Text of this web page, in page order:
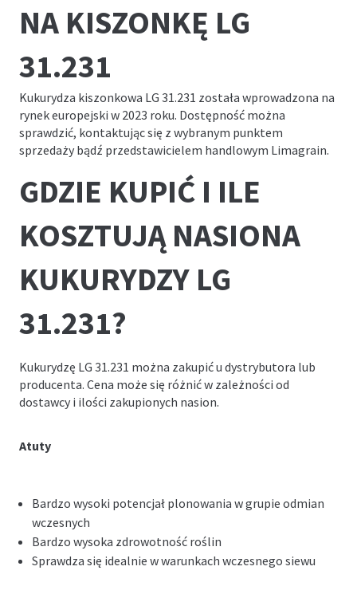
NA KISZONKĘ LG
31.231
Kukurydza kiszonkowa LG 31.231 została wprowadzona na
rynek europejski w 2023 roku. Dostępność można
sprawdzić, kontaktując się z wybranym punktem
sprzedaży bądź przedstawicielem handlowym Limagrain.
GDZIE KUPIĆ I ILE
KOSZTUJĄ NASIONA
KUKURYDZY LG
31.231?
Kukurydzę LG 31.231 można zakupić u dystrybutora lub
producenta. Cena może się różnić w zależności od
dostawcy i ilości zakupionych nasion.
Atuty
Bardzo wysoki potencjał plonowania w grupie odmian
wczesnych
Bardzo wysoka zdrowotność roślin
Sprawdza się idealnie w warunkach wczesnego siewu